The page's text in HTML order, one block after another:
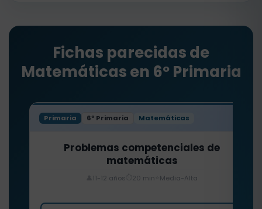
Fichas parecidas de
Matemáticas en 6º Primaria
Primaria 6º Primaria Matemáticas
Problemas competenciales de
matemáticas
11-12 años 20 min Media-Alta